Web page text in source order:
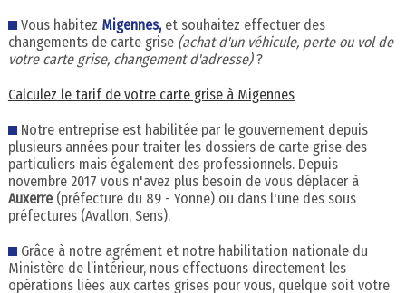
Vous habitez Migennes, et souhaitez effectuer des
changements de carte grise (achat d'un véhicule, perte ou vol de
votre carte grise, changement d'adresse)?
Calculez le tarif de votre carte grise à Migennes
Notre entreprise est habilitée par le gouvernement depuis
plusieurs années pour traiter les dossiers de carte grise des
particuliers mais également des professionnels. Depuis
novembre 2017 vous n'avez plus besoin de vous déplacer à
Auxerre(préfecture du 89 - Yonne) ou dans l'une des sous
préfectures (Avallon, Sens).
Grâce à notre agrément et notre habilitation nationale du
Ministère de l’intérieur, nous effectuons directement les
opérations liées aux cartes grises pour vous, quelque soit votre